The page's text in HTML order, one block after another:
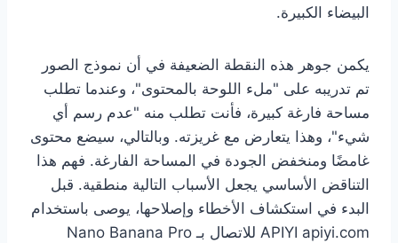
البيضاء الكبيرة.
يكمن جوهر هذه النقطة الضعيفة في أن نموذج الصور
تم تدريبه على "ملء اللوحة بالمحتوى"، وعندما تطلب
مساحة فارغة كبيرة، فأنت تطلب منه "عدم رسم أي
شيء"، وهذا يتعارض مع غريزته. وبالتالي، سيضع محتوى
غامضًا ومنخفض الجودة في المساحة الفارغة. فهم هذا
التناقض الأساسي يجعل الأسباب التالية منطقية. قبل
البدء في استكشاف الأخطاء وإصلاحها، يوصى باستخدام
APIYI apiyi.com للاتصال بـ Nano Banana Pro